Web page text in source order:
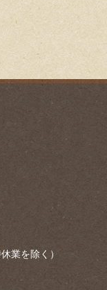
業を除く）